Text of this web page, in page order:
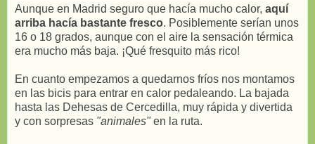
Aunque en Madrid seguro que hacía mucho calor, aquí
arriba hacía bastante fresco. Posiblemente serían unos
16 o 18 grados, aunque con el aire la sensación térmica
era mucho más baja. ¡Qué fresquito más rico!
En cuanto empezamos a quedarnos fríos nos montamos
en las bicis para entrar en calor pedaleando. La bajada
hasta las Dehesas de Cercedilla, muy rápida y divertida
y con sorpresas "animales"en la ruta.